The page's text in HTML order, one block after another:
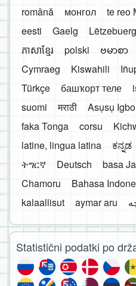
română
монгол te reo
eesti
Gaelg
ភាសាខ្មែរ
polski ဗမာစာ
Cymraeg
Kiswahili
Türkçe
башҡорт теле
suomi
मराठी Asụsụ Igbo
faka Tonga
corsu
latine, lingua latina
ಕನ್ನಡ
ትግርኛ
Deutsch basa
Chamoru
Bahasa
kalaallisut
aymar aru
Statistični podatki po